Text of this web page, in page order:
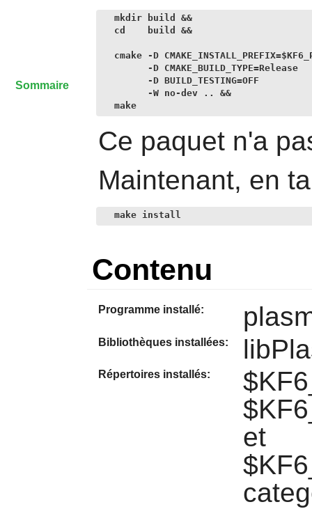
mkdir build &&
cd    build &&
cmake -D
-D CMAKE_BUILD_TYPE=Release
-D BUILD_TESTING=OFF
      -W no-dev .. &&
make
Ce paquet n'a
Maintenant, en
make install
Contenu
Programme installé:
Bibliothèques installées:
Répertoires installés:
et
Sommaire